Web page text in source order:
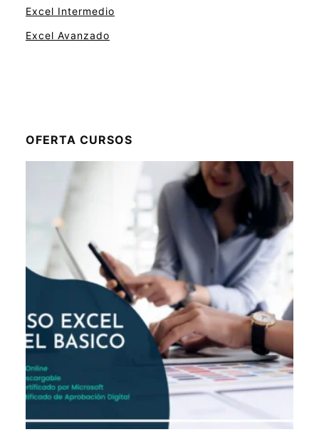
Excel Intermedio
Excel Avanzado
OFERTA CURSOS